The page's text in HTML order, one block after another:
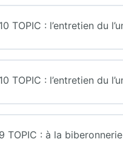
TOPIC : l’entretien du
TOPIC : l’entretien du
TOPIC : à la